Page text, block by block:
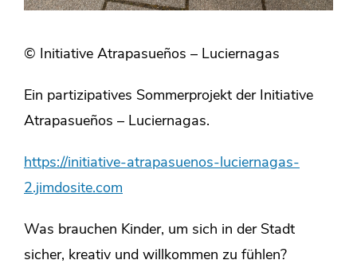
© Initiative Atrapasueños – Luciernagas
Ein partizipatives Sommerprojekt der Initiative
Atrapasueños – Luciernagas.
https://initiative-atrapasuenos-luciernagas-
2.jimdosite.com
Was brauchen Kinder, um sich in der Stadt
sicher, kreativ und willkommen zu fühlen?